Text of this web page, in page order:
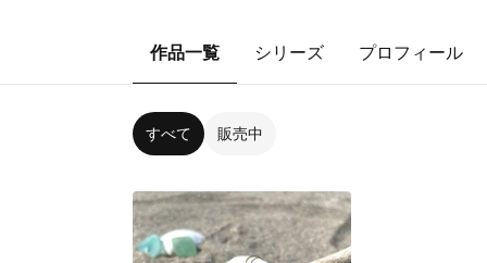
作品一覧 シリーズ プロフィール
すべて 販売中